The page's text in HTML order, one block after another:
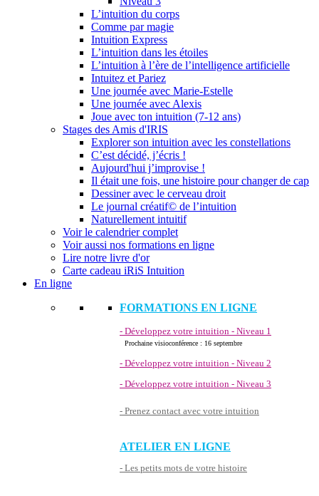
L’intuition du corps
Comme par magie
Intuition Express
L’intuition dans les étoiles
L’intuition à l’ère de l’intelligence artificielle
Intuitez et Pariez
Une journée avec Marie-Estelle
Une journée avec Alexis
Joue avec ton intuition (7-12 ans)
Stages des Amis d'IRIS
Explorer son intuition avec les constellations
C’est décidé, j’écris !
Aujourd'hui j’improvise !
Il était une fois, une histoire pour changer de cap
Dessiner avec le cerveau droit
Le journal créatif© de l’intuition
Naturellement intuitif
Voir le calendrier complet
Voir aussi nos formations en ligne
Lire notre livre d'or
Carte cadeau iRiS Intuition
En ligne
FORMATIONS EN LIGNE
- Développez votre intuition - Niveau 1
Prochaine visioconférence : 16 septembre
- Développez votre intuition - Niveau 2
- Développez votre intuition - Niveau 3
- Prenez contact avec votre intuition
ATELIER EN LIGNE
- Les petits mots de votre histoire